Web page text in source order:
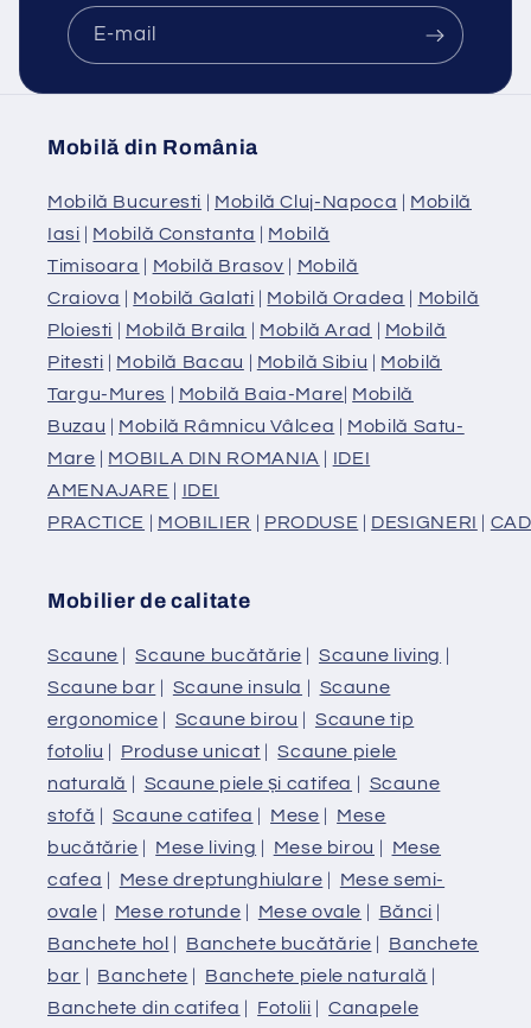
E-mail
Mobilă din România
Mobilă Bucuresti | Mobilă Cluj-Napoca | Mobilă
Iasi | Mobilă Constanta | Mobilă
Timisoara | Mobilă Brasov | Mobilă
Craiova | Mobilă Galati | Mobilă Oradea | Mobilă
Ploiesti | Mobilă Braila | Mobilă Arad | Mobilă
Pitesti | Mobilă Bacau | Mobilă Sibiu | Mobilă
Targu-Mures | Mobilă Baia-Mare| Mobilă
Buzau | Mobilă Râmnicu Vâlcea | Mobilă Satu-
Mare | MOBILA DIN ROMANIA | IDEI
AMENAJARE | IDEI
PRACTICE | MOBILIER | PRODUSE | DESIGNERI |
Mobilier de calitate
Scaune |Scaune bucătărie | Scaune living |
Scaune bar | Scaune insula | Scaune
ergonomice | Scaune birou | Scaune tip
fotoliu | Produse unicat |Scaune piele
naturală | Scaune piele și catifea | Scaune
stofă | Scaune catifea | Mese | Mese
bucătărie | Mese living | Mese birou | Mese
cafea | Mese dreptunghiulare | Mese semi-
ovale | Mese rotunde | Mese ovale | Bănci |
Banchete hol | Banchete bucătărie | Banchete
bar | Banchete | Banchete piele naturală |
Banchete din catifea | Fotolii |Canapele